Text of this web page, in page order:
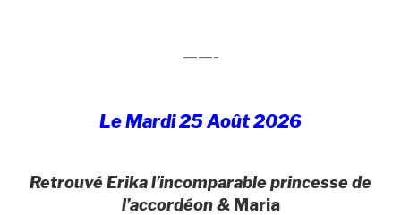
——-
Le Mardi 25 Août 2026
Retrouvé Erika l’incomparable princesse de
l’accordéon &Maria